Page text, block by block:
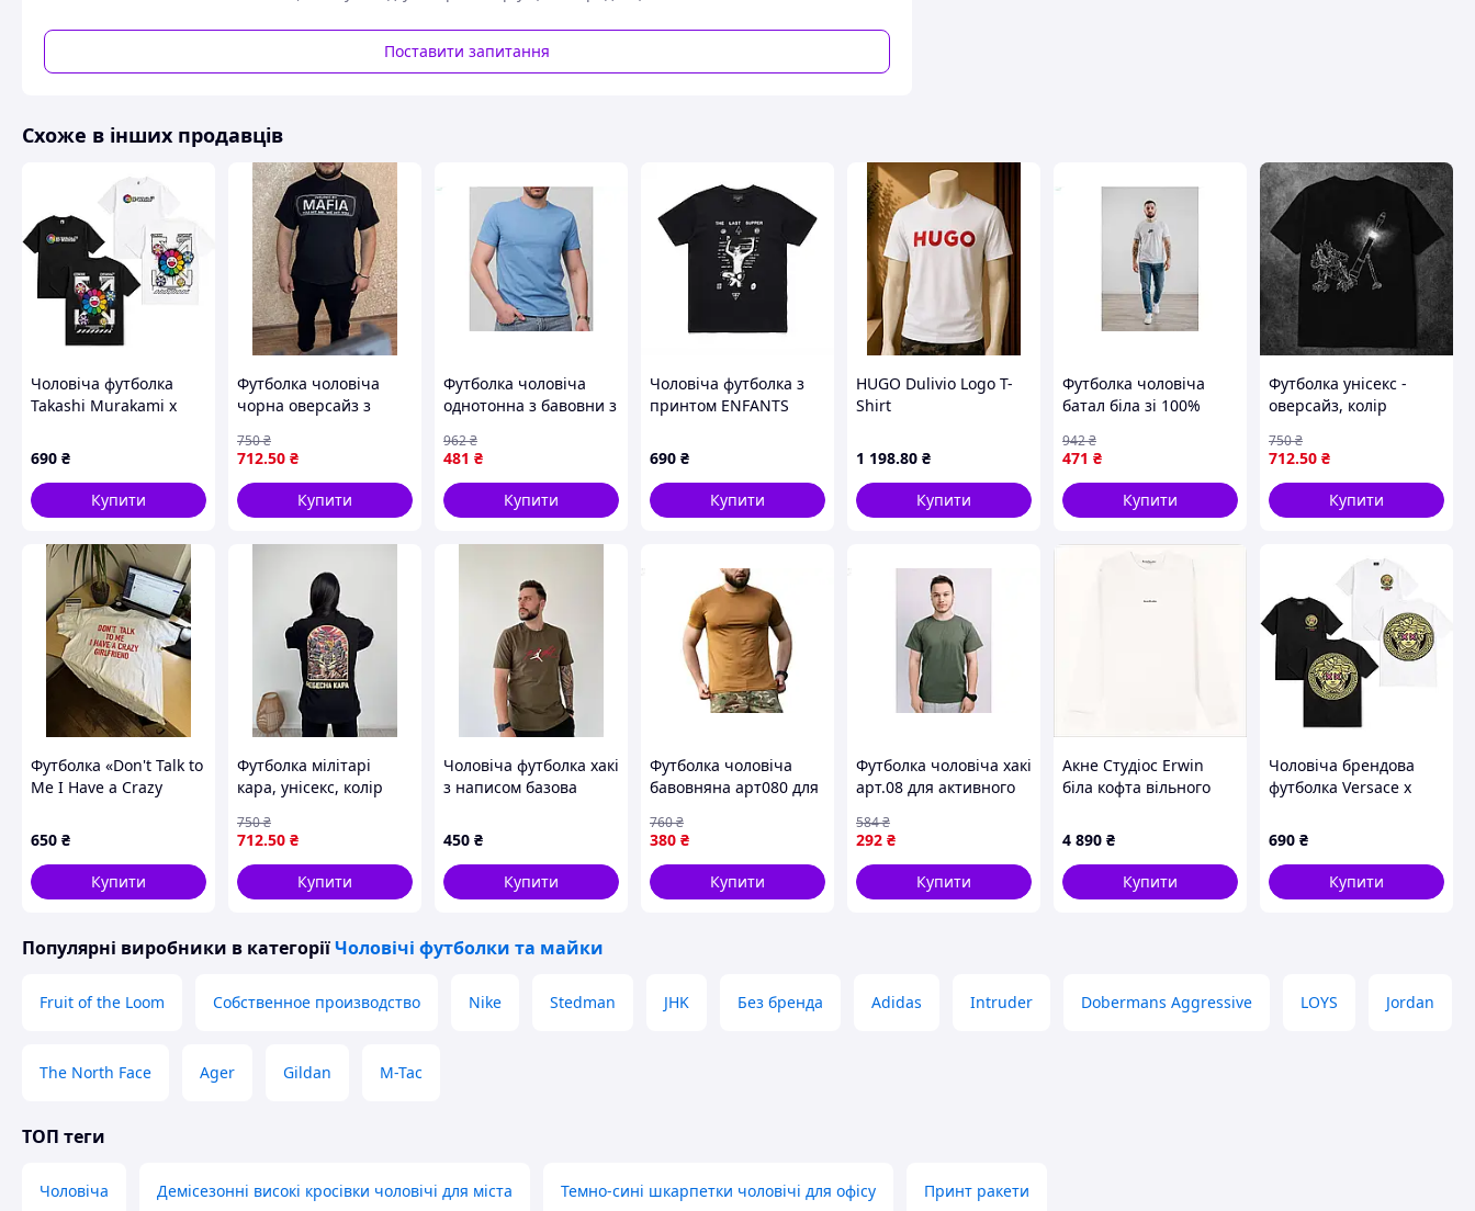
Поставити запитання
Схоже в інших продавців
Чоловіча футболка
Takashi Murakami x
690 ₴
Купити
Футболка чоловіча
чорна оверсайз з
стильна літня для
хлопця KLPtime3047
712.50 ₴
750₴
Купити
Футболка чоловіча
однотонна з бавовни з
повсякденного
носіння блакитна ТМ
FERO
481 ₴
962₴
Купити
Чоловіча футболка з
принтом ENFANTS
THE LAST SUPPER.jpg,
Чорний, XS
690 ₴
Купити
HUGO Dulivio Logo T-
Shirt
1 198.80 ₴
Купити
Футболка чоловіча
батал біла зі 100%
повсякденного
носіння та комфорту
471 ₴
942₴
Купити
Футболка унісекс -
оверсайз, колір
712.50 ₴
750₴
Купити
Футболка «Don't Talk to
Me I Have a Crazy
прикольна футболка з
написом англійською
650 ₴
Купити
Футболка мілітарі
кара, унісекс, колір
712.50 ₴
750₴
Купити
Чоловіча футболка хакі
з написом базова
модель повсякденна
GOUtime3074
450 ₴
Купити
Футболка чоловіча
бавовняна арт080 для
носіння стильна та
зручна в цегляному
кольорі
380 ₴
760₴
Купити
Футболка чоловіча хакі
арт.08 для активного
повсякденного
носіння 2XL ТМ OSM
292 ₴
584₴
Купити
Акне Студіос Erwin
біла кофта вільного
4 890 ₴
Купити
Чоловіча брендова
футболка Versace x
690 ₴
Купити
Популярні виробники в категоріїЧоловічі футболки та майки
Fruit of the Loom Собственное производство Nike Stedman JHK Без бренда Adidas Intruder Dobermans Aggressive LOYS Jordan
The North Face Ager Gildan M-Tac
ТОП теги
Чоловіча Демісезонні високі кросівки чоловічі для міста Темно-сині шкарпетки чоловічі для офісу Принт ракети